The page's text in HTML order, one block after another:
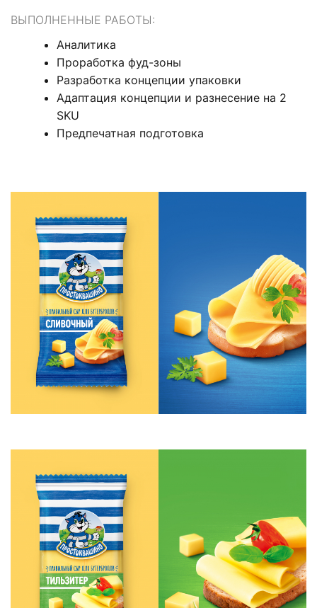
ВЫПОЛНЕННЫЕ РАБОТЫ:
Аналитика
Проработка фуд-зоны
Разработка концепции упаковки
Адаптация концепции и разнесение на 2
SKU
Предпечатная подготовка